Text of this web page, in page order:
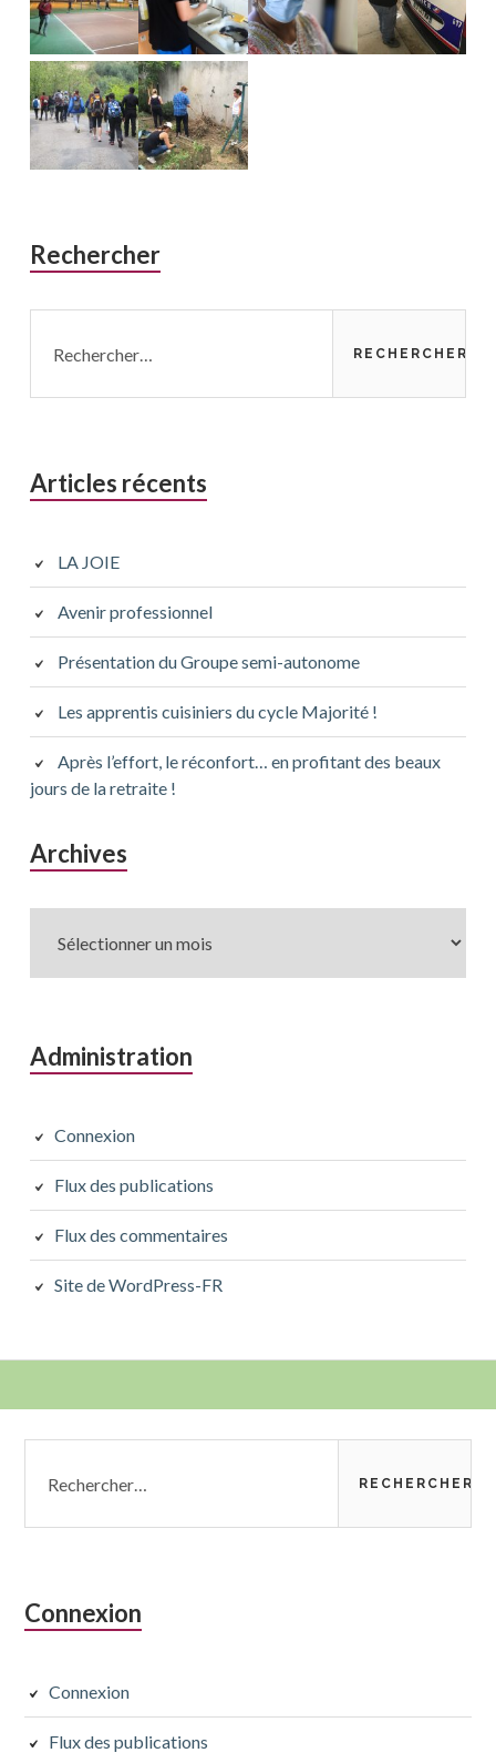
Rechercher
Articles récents
LA JOIE
Avenir professionnel
Présentation du Groupe semi-autonome
Les apprentis cuisiniers du cycle Majorité !
Après l’effort, le réconfort… en profitant des beaux
jours de la retraite !
ArchivesArchives
Administration
Connexion
Flux des publications
Flux des commentaires
Site de WordPress-FR
latérale
subsidiaire
Connexion
Connexion
Flux des publications